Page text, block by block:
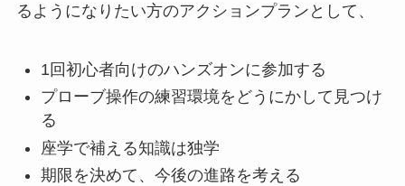
るようになりたい方のアクションプランとして、
1回初心者向けのハンズオンに参加する
プローブ操作の練習環境をどうにかして見つけ
る
座学で補える知識は独学
期限を決めて、今後の進路を考える